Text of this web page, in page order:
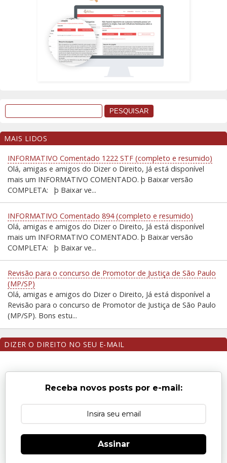
MAIS LIDOS
INFORMATIVO Comentado 1222 STF (completo e resumido)
Olá, amigas e amigos do Dizer o Direito, Já está disponível
mais um INFORMATIVO COMENTADO. þ Baixar versão
COMPLETA: þ Baixar ve...
INFORMATIVO Comentado 894 (completo e resumido)
Olá, amigas e amigos do Dizer o Direito, Já está disponível
mais um INFORMATIVO COMENTADO. þ Baixar versão
COMPLETA: þ Baixar ve...
Revisão para o concurso de Promotor de Justiça de São Paulo
(MP/SP)
Olá, amigas e amigos do Dizer o Direito, Já está disponível a
Revisão para o concurso de Promotor de Justiça de São Paulo
(MP/SP). Bons estu...
DIZER O DIREITO NO SEU E-MAIL
Receba novos posts por e-mail:
Assinar